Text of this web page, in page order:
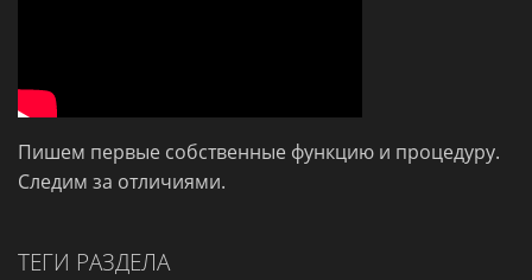
Пишем первые собственные функцию и процедуру.
Следим за отличиями.
ТЕГИ РАЗДЕЛА